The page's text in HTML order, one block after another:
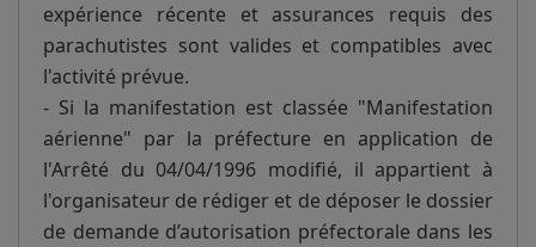
expérience récente et assurances requis des
parachutistes sont valides et compatibles avec
l'activité prévue.
- Si la manifestation est classée "Manifestation
aérienne" par la préfecture en application de
l'Arrêté du 04/04/1996 modifié, il appartient à
l'organisateur de rédiger et de déposer le dossier
de demande d’autorisation préfectorale dans les